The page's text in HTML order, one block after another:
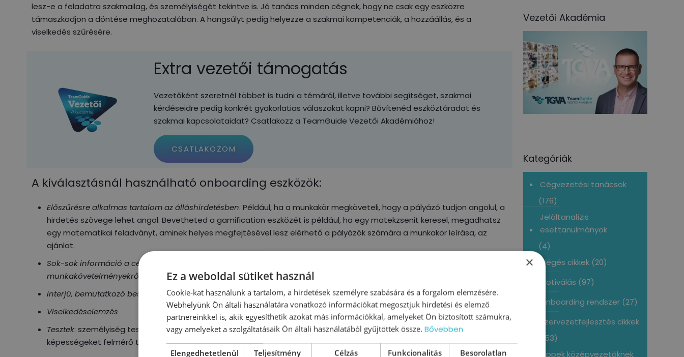
lesz-e a feladatra szakmailag, és személyiségét tekintve is. Jó tanács minden cégnek, hogy ne csak egy eszközre
támaszkodjon a döntése meghozatalában. A hangsúlyt pedig helyezze a szakmai kompetenciák, a hozzáállás, és a
viselkedés szűrésére.
Extra vezetői támogatás
Vezetőként szeretnél többet is tudni a témáról, illetve további segítséget, szakmai
kérdéseidre pedig konkrét gyakorlatias válaszokat kapni? Bővítenéd eszköztáradat és
szakmai kapcsolataidat? Csatlakozz a TeamGuide Vezetői Akadémiához!
CSATLAKOZOM
A kiválasztásnál használható onboarding eszközök:
Előszűrésre alkalmas tartalom az álláshirdetésben. Például, ha a munkakör megköveteli, hogy a pályázó tudjon angolul, a
hirdetés szövege lehet angol. Bevetheted a gamification eszközét is például, ha egy matekzsenit keresel, megadhatsz
egy matematikai feladványt, aminek helyes megfejtésével lesz elérhető a pályázók számára a munkakör leírása, az
ajánlat.
Sok-sok információ a cég működéséről, struktúráról, irányelvekről, vállalati kultúráról, munkakörről,
munkakövetelményekről, juttatási rendszerről, esetleg egy nyílt nap megszervezése…
Interjú, bemutatkozó beszélgetés, felvételi elbeszélgetés.
Viselkedéselemzés
Tesztek: személyiség teszt, motivációs teszt, intelligencia teszt, speciális képességeket vizsgáló tesz, teljesítményt,
képességeket felmérő tesztek.
Vezetői Akadémia
Kategóriák
Cégvezetési tanácsok
(176)
Jelöltanalízis
esettanulmányok
(4)
Kiégés cikkek(20)
Motiválás (97)
Onboarding rendszer(27)
Szervezetfejlesztés cikkek
(153)
Tippek középvezetőknek
×
Ez a weboldal sütiket használ
Cookie-kat használunk a tartalom, a hirdetések személyre szabására és a forgalom elemzésére.
Webhelyünk Ön általi használatára vonatkozó információkat megosztjuk hirdetési és elemző
partnereinkkel is, akik egyesíthetik azokat más információkkal, amelyeket Ön biztosított számukra,
vagy amelyeket a szolgáltatásaik Ön általi használatából gyűjtöttek össze. Bővebben
Elengedhetetlenül
Teljesítmény Célzás Funkcionalitás Besorolatlan